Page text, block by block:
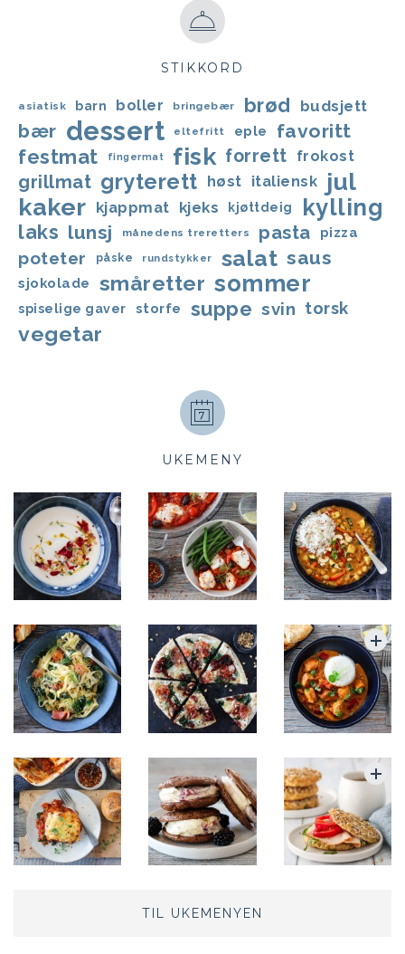
STIKKORD
asiatisk barn boller bringebær brød budsjett
bær dessert eltefritt eple favoritt
festmat fingermat fisk forrett frokost
grillmat gryterett høst italiensk
jul
kaker kjappmat kjeks kjøttdeig kylling
laks lunsj månedens treretters pasta pizza
poteter påske rundstykker salat saus
sjokolade småretter sommer
spiselige gaver storfe suppe svin torsk
vegetar
UKEMENY
TIL UKEMENYEN